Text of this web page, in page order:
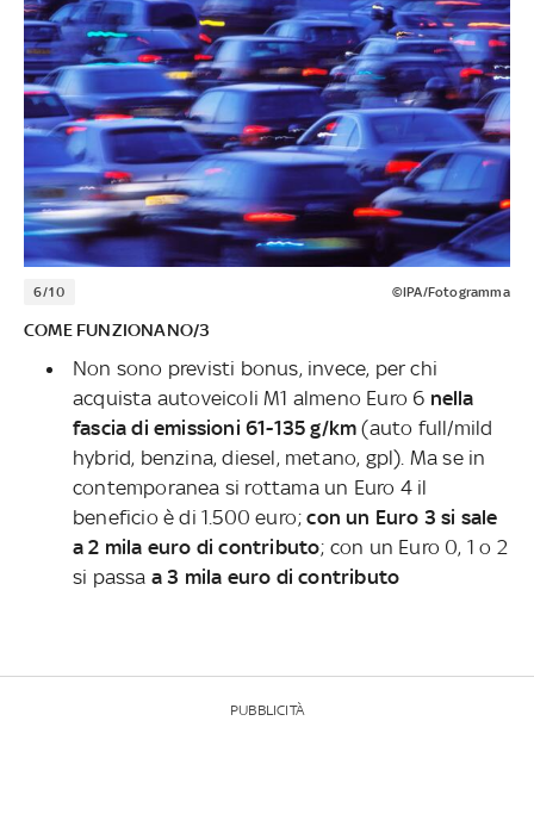
6/10 ©IPA/Fotogramma
COME FUNZIONANO/3
Non sono previsti bonus, invece, per chi
acquista autoveicoli M1 almeno Euro 6 nella
fascia di emissioni 61-135 g/km (auto full/mild
hybrid, benzina, diesel, metano, gpl). Ma se in
contemporanea si rottama un Euro 4 il
beneficio è di 1.500 euro;con un Euro 3 si sale
a 2 mila euro di contributo; con un Euro 0, 1 o 2
si passa a 3 mila euro di contributo
PUBBLICITÀ